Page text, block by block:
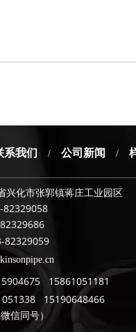
系我们 / 公司新闻 /
兴化市张郭镇蒋庄工业园区
82329058
82329059
15861051181
15190648466
同号）